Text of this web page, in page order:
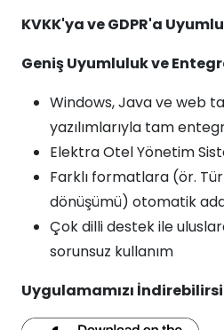
KVKK'ya ve GDPR'a
Geniş Uyumluluk ve
Windows, Java ve web
yazılımlarıyla tam
Elektra Otel Yönetim
Farklı formatlara (ör.
dönüşümü) otomatik
Çok dilli destek ile
sorunsuz kullanım
Uygulamamızı